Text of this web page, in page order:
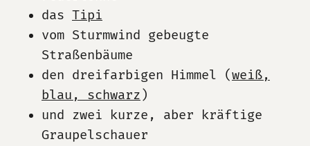
das Tipi
vom Sturmwind gebeugte
Straßenbäume
den dreifarbigen Himmel (weiß,
blau, schwarz )
und zwei kurze, aber kräftige
Graupelschauer